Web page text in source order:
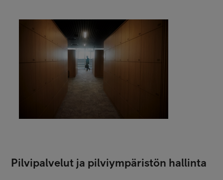
Pilvipalvelut ja pilviympäristön hallinta